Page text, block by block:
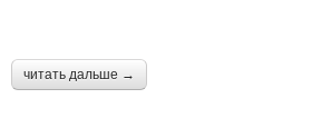
читать дальше →